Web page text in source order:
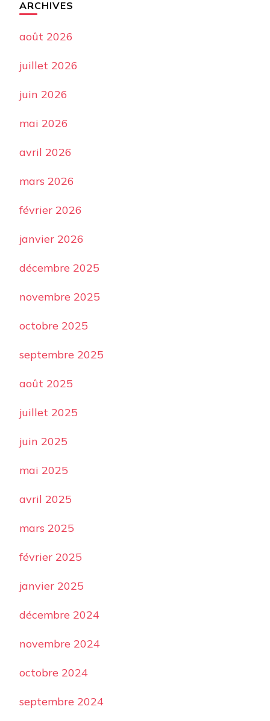
ARCHIVES
août 2026
juillet 2026
juin 2026
mai 2026
avril 2026
mars 2026
février 2026
janvier 2026
décembre 2025
novembre 2025
octobre 2025
septembre 2025
août 2025
juillet 2025
juin 2025
mai 2025
avril 2025
mars 2025
février 2025
janvier 2025
décembre 2024
novembre 2024
octobre 2024
septembre 2024